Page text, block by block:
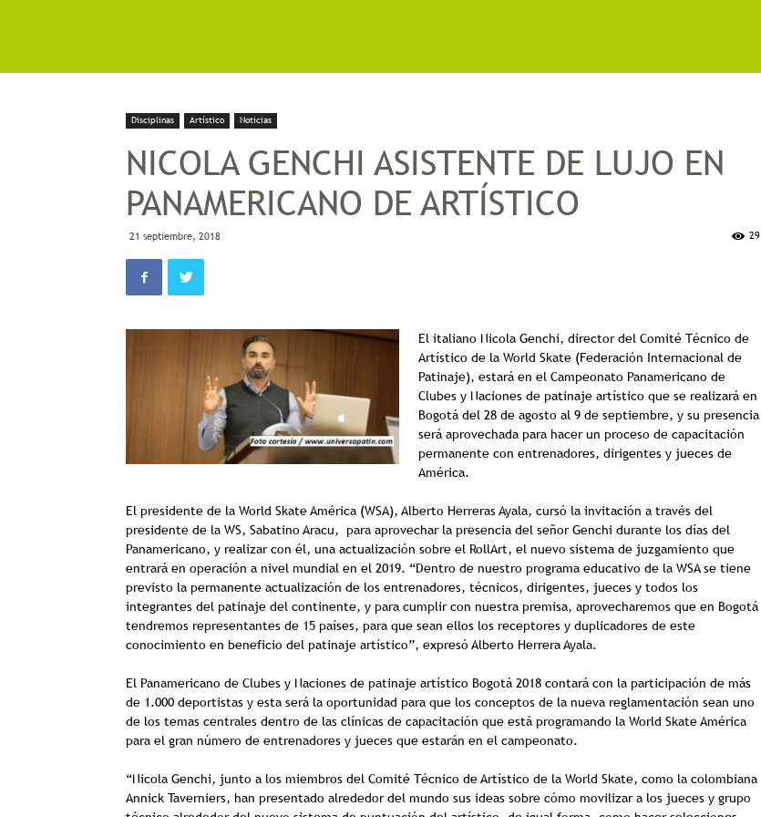
Disciplinas Artístico Noticias
NICOLA GENCHI ASISTENTE DE LUJO EN
PANAMERICANO DE ARTÍSTICO
21 septiembre, 2018 29
El italiano Nicola Genchi, director del Comité Técnico de
Artístico de la World Skate (Federación Internacional de
Patinaje), estará en el Campeonato Panamericano de
Clubes y Naciones de patinaje artístico que se realizará en
Bogotá del 28 de agosto al 9 de septiembre, y su presencia
será aprovechada para hacer un proceso de capacitación
permanente con entrenadores, dirigentes y jueces de
América.
El presidente de la World Skate América (WSA), Alberto Herreras Ayala, cursó la invitación a través del
presidente de la WS, Sabatino Aracu, para aprovechar la presencia del señor Genchi durante los días del
Panamericano, y realizar con él, una actualización sobre el RollArt, el nuevo sistema de juzgamiento que
entrará en operación a nivel mundial en el 2019. “Dentro de nuestro programa educativo de la WSA se tiene
previsto la permanente actualización de los entrenadores, técnicos, dirigentes, jueces y todos los
integrantes del patinaje del continente, y para cumplir con nuestra premisa, aprovecharemos que en Bogotá
tendremos representantes de 15 países, para que sean ellos los receptores y duplicadores de este
conocimiento en beneficio del patinaje artístico”, expresó Alberto Herrera Ayala.
El Panamericano de Clubes y Naciones de patinaje artístico Bogotá 2018 contará con la participación de más
de 1.000 deportistas y esta será la oportunidad para que los conceptos de la nueva reglamentación sean uno
de los temas centrales dentro de las clínicas de capacitación que está programando la World Skate América
para el gran número de entrenadores y jueces que estarán en el campeonato.
“Nicola Genchi, junto a los miembros del Comité Técnico de Artístico de la World Skate, como la colombiana
Annick Taverniers, han presentado alrededor del mundo sus ideas sobre cómo movilizar a los jueces y grupo